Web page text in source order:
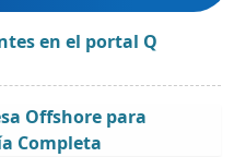
en el portal Q
Offshore para
Completa